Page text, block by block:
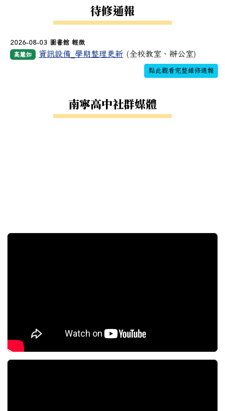
待修通報
2026-08-03 圖書館 輕微
高慧如 資訊設備_學期整理更新 (全校教室、辦公室)
點此觀看完整維修通報
南寧高中社群媒體